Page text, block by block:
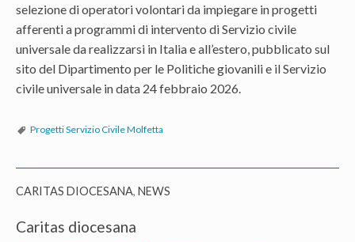
selezione di operatori volontari da impiegare in progetti
afferenti a programmi di intervento di Servizio civile
universale da realizzarsi in Italia e all’estero, pubblicato sul
sito del Dipartimento per le Politiche giovanili e il Servizio
civile universale in data 24 febbraio 2026.
Progetti Servizio Civile Molfetta
CARITAS DIOCESANA, NEWS
Caritas diocesana